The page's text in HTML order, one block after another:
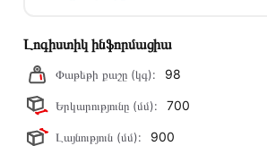
Լոգիստիկ ինֆորմացիա
Փաթեթի քաշը (կգ): 98
Երկարությունը (մմ): 700
Լայնություն (մմ): 900